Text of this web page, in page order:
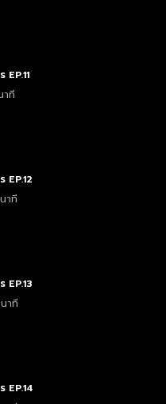
าที
EP.12
าที
EP.13
าที
EP.14